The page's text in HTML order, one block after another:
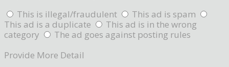
This is illegal/fraudulent
This ad is spam
This ad is a duplicate
This ad is in the wrong
category
The ad goes against posting rules
Provide More Detail